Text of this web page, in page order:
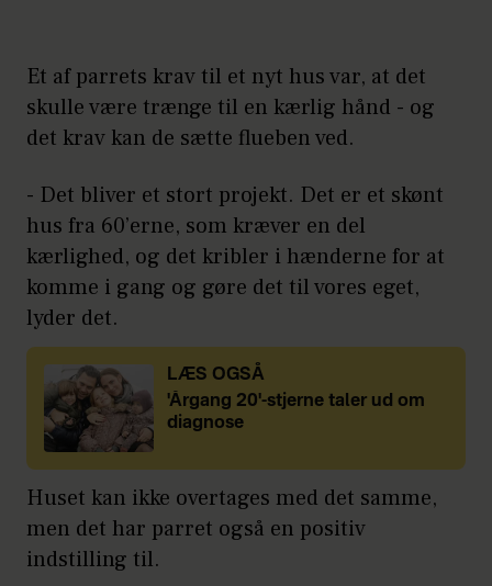
Et af parrets krav til et nyt hus var, at det
skulle være trænge til en kærlig hånd - og
det krav kan de sætte flueben ved.
- Det bliver et stort projekt. Det er et skønt
hus fra 60’erne, som kræver en del
kærlighed, og det kribler i hænderne for at
komme i gang og gøre det til vores eget,
lyder det.
LÆS OGSÅ
'Årgang 20'-stjerne taler ud om
diagnose
Huset kan ikke overtages med det samme,
men det har parret også en positiv
indstilling til.